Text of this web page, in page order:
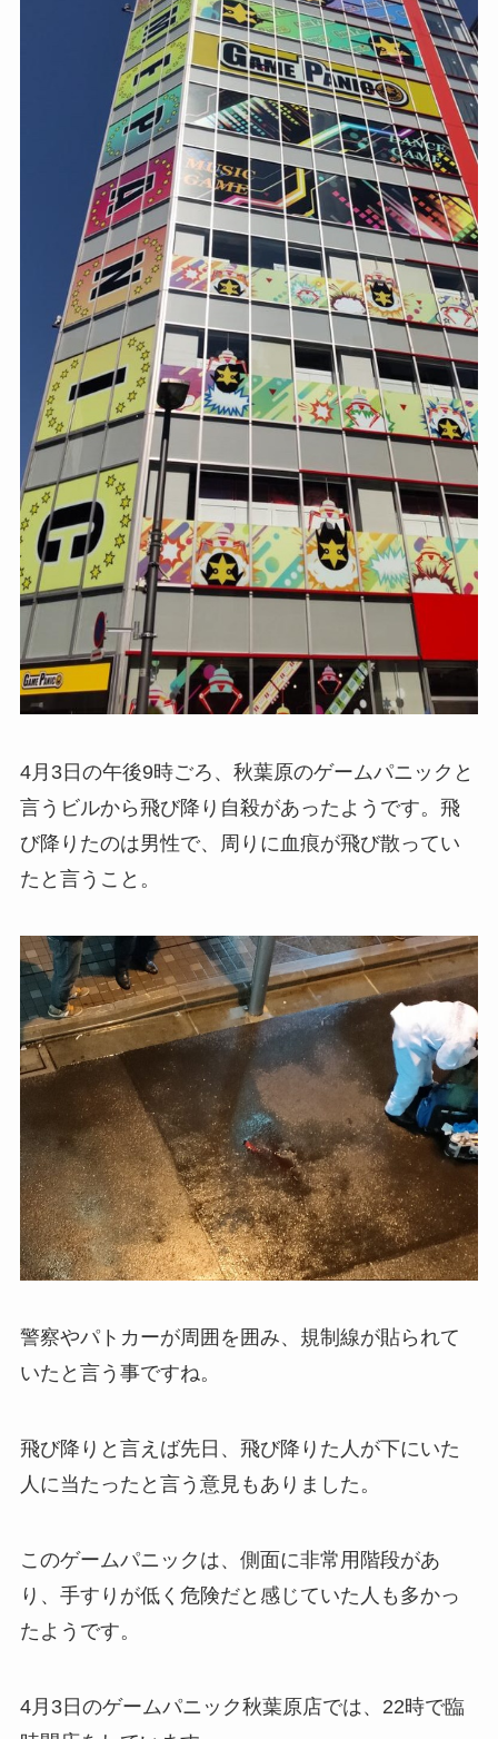
4月3日の午後9時ごろ、秋葉原のゲームパニックと
言うビルから飛び降り自殺があったようです。飛
び降りたのは男性で、周りに血痕が飛び散ってい
たと言うこと。
警察やパトカーが周囲を囲み、規制線が貼られて
いたと言う事ですね。
飛び降りと言えば先日、飛び降りた人が下にいた
人に当たったと言う意見もありました。
このゲームパニックは、側面に非常用階段があ
り、手すりが低く危険だと感じていた人も多かっ
たようです。
4月3日のゲームパニック秋葉原店では、22時で臨